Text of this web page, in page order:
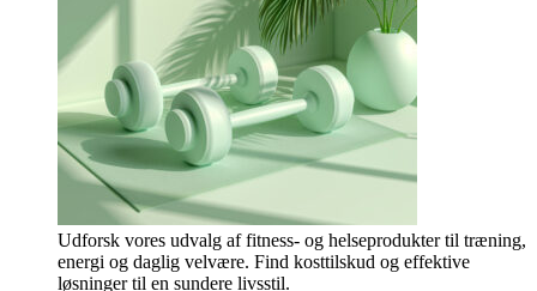
Udforsk vores udvalg af fitness- og helseprodukter til træning,
energi og daglig velvære. Find kosttilskud og effektive
løsninger til en sundere livsstil.